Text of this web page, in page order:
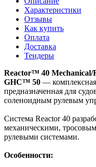
Характеристики
Отзывы
Как купить
Оплата
Доставка
Тендеры
Reactor™ 40 Mechanical/
GHC™ 50 — комплексная
предназначенная для
соленоидным рулевым
Система Reactor 40
механическими,
рулевыми системами.
Особенности: